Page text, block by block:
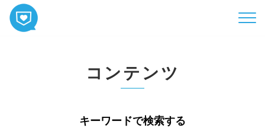
コンテンツ
キーワードで検索する